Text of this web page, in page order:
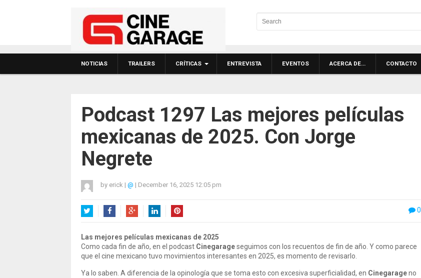
NOTICIAS TRAILERS CRÍTICAS ENTREVISTA EVENTOS ACERCA DE… CONTACTO
Podcast 1297 Las mejores películas
mexicanas de 2025. Con Jorge
Negrete
by erick | @ | December 16, 2025 12:05 pm
0
Las mejores películas mexicanas de 2025
Como cada fin de año, en el podcast Cinegarageseguimos con los recuentos de fin de año. Y como parece
que el cine mexicano tuvo movimientos interesantes en 2025, es momento de revisarlo.
Ya lo saben. A diferencia de la opinología que se toma esto con excesiva superficialidad, en Cinegarageno